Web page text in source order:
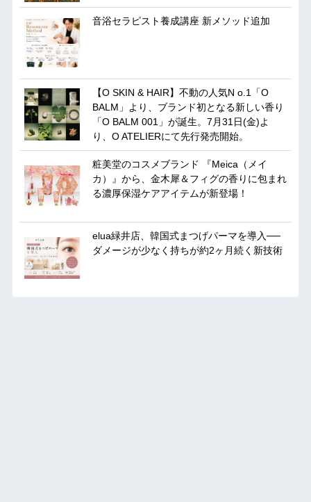
音浴セラピスト養成講座 新メソッド追加
【O SKIN & HAIR】不動の人気N o.1「O
BALM」より、ブランド初となる新しい香り
「O BALM 001」が誕生。7月31日(金)よ
り、O ATELIERにて先行発売開始。
粧美堂のコスメブランド 『Meica（メイ
カ）』から、金木犀＆フィグの香りに包まれ
る濃厚保湿ケアアイテムが新登場！
elua緑井店、韓国式まつげパーマを導入──
ダメージが少なく持ちが約2ヶ月続く新技術